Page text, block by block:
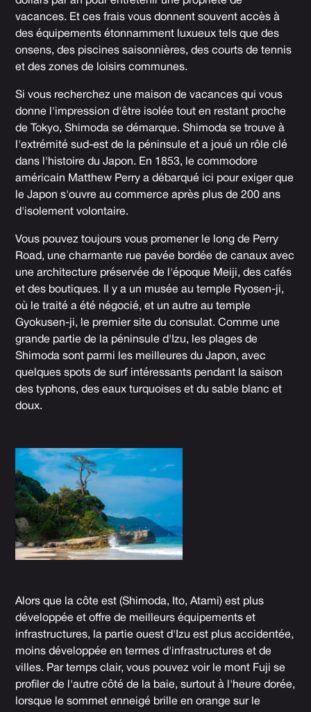
vacances. Et ces frais vous donnent souvent accès à
des équipements étonnamment luxueux tels que des
onsens, des piscines saisonnières, des courts de tennis
et des zones de loisirs communes.
Si vous recherchez une maison de vacances qui vous
donne l'impression d'être isolée tout en restant proche
de Tokyo, Shimoda se démarque. Shimoda se trouve à
l'extrémité sud-est de la péninsule et a joué un rôle clé
dans l'histoire du Japon. En 1853, le commodore
américain Matthew Perry a débarqué ici pour exiger que
le Japon s'ouvre au commerce après plus de 200 ans
d'isolement volontaire.
Vous pouvez toujours vous promener le long de Perry
Road, une charmante rue pavée bordée de canaux avec
une architecture préservée de l'époque Meiji, des cafés
et des boutiques. Il y a un musée au temple Ryosen-ji,
où le traité a été négocié, et un autre au temple
Gyokusen-ji, le premier site du consulat. Comme une
grande partie de la péninsule d'Izu, les plages de
Shimoda sont parmi les meilleures du Japon, avec
quelques spots de surf intéressants pendant la saison
des typhons, des eaux turquoises et du sable blanc et
doux.
Alors que la côte est (Shimoda, Ito, Atami) est plus
développée et offre de meilleurs équipements et
infrastructures, la partie ouest d'Izu est plus accidentée,
moins développée en termes d'infrastructures et de
villes. Par temps clair, vous pouvez voir le mont Fuji se
profiler de l'autre côté de la baie, surtout à l'heure dorée,
lorsque le sommet enneigé brille en orange sur le